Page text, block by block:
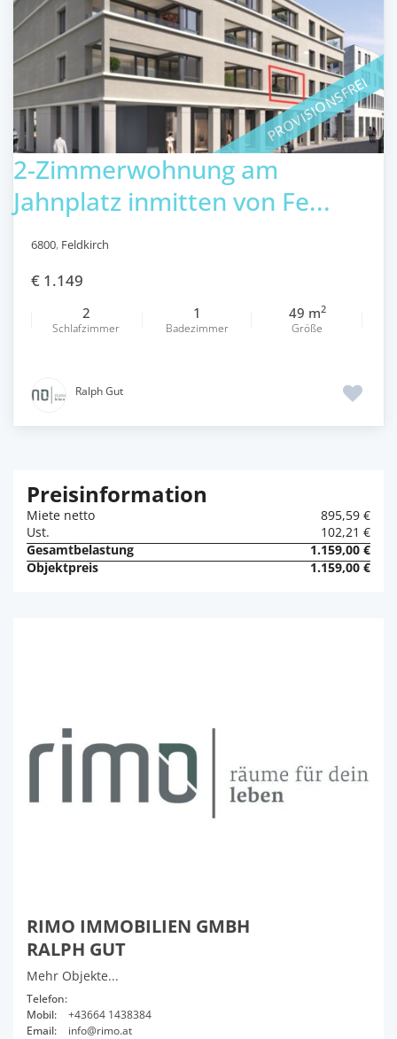
PROVISIONSFREI
2-Zimmerwohnung am
Jahnplatz inmitten von Fe...
6800, Feldkirch
€ 1.149
2
Schlafzimmer
1
Badezimmer
49 m2
Größe
Ralph Gut
RIMO IMMOBILIEN GMBH
RALPH GUT
Mehr Objekte...
Telefon:
Mobil:
+43664 1438384
Email:
info@rimo.at
Preisinformation
Miete netto
895,59 €
Ust.
102,21 €
Gesamtbelastung
1.159,00 €
Objektpreis
1.159,00 €